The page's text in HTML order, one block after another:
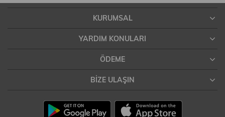
KURUMSAL
YARDIM KONULARI
ÖDEME
BIZE ULAŞIN